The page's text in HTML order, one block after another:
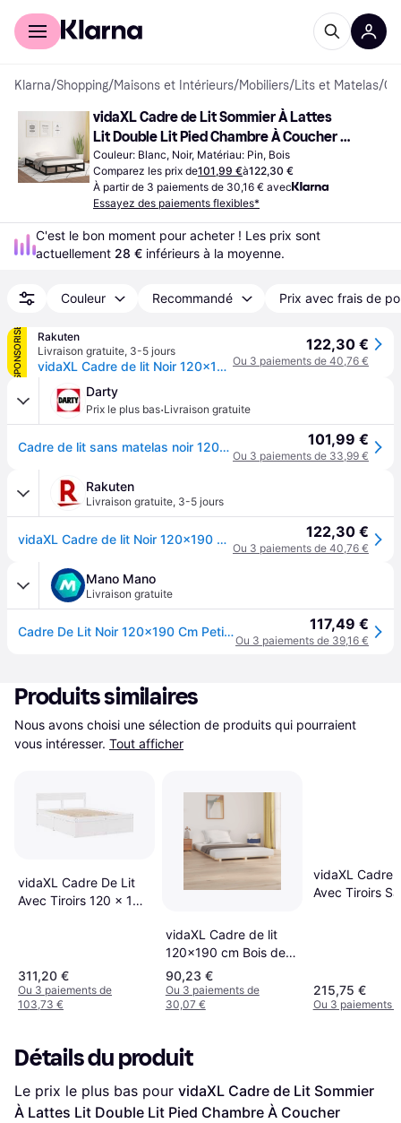
Acheter avec Klarna
Klarna/Shopping/Maisons et Intérieurs/Mobiliers/Lits et Matelas/
vidaXL Cadre de Lit Sommier À Lattes
Lit Double Lit Pied Chambre À Coucher
Intérieur Noir 120x190 cm Bois Massif
Couleur: Blanc, Noir, Matériau: Pin, Bois
Comparez les prix de101,99 €à122,30 €
À partir de 3 paiements de 30,16 € avec
Essayez des paiements flexibles*
C'est le bon moment pour acheter ! Les prix sont
actuellement 28 € inférieurs à la moyenne.
Couleur Recommandé Prix avec frais de
SPONSORISÉ
Rakuten
Livraison gratuite, 3-5 jours
vidaXL Cadre de lit Noir 120x190 cm Petit double Bois massif
122,30 €
Ou 3 paiements de 40,76 €
Darty
Prix le plus bas·Livraison gratuite
Cadre de lit sans matelas noir 120x190 cm bois massif 101,99 €
Ou 3 paiements de 33,99 €
Rakuten
Livraison gratuite, 3-5 jours
vidaXL Cadre de lit Noir 120x190 cm Petit double Bois massif 122,30 €
Ou 3 paiements de 40,76 €
Mano Mano
Livraison gratuite
Cadre De Lit Noir 120x190 Cm Petit Double Bois Massif 117,49 €
Ou 3 paiements de 39,16 €
Produits similaires
Nous avons choisi une sélection de produits qui pourraient
vous intéresser. Tout afficher
vidaXL Cadre De Lit
Avec Tiroirs 120 x 190
311,20 €
Ou 3 paiements de
103,73 €
vidaXL Cadre de lit
120x190 cm Bois de
Pin Massif - Blanc
90,23 €
Ou 3 paiements de
30,07 €
vidaXL Cadre
Avec Tiroirs
215,75 €
Ou 3 paiements
Détails du produit
Le prix le plus bas pour vidaXL Cadre de Lit Sommier
À Lattes Lit Double Lit Pied Chambre À Coucher